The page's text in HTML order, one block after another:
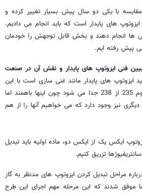
با یکی دو سال پیش بسیار تغییر کرده و
های پایدار است که باید انجام می دادیم.
ها انجام دهند و بخش قابل توجهش را خودمان
پیش رفته ایم.
فنی ایزوتوپ های پایدار و نقش آن در صنعت
ایزوتوپ های پایدار مانند غنی سازی است با این
تفاوت که در غنی سازی اورانیوم 235 از 238 جدا می شود چون اینها باهمند اما
دیگری نیز وجود دارد که می خواهیم آنها را از هم
ایکس یک از ایکس دو، ماده اولیه باید تبدیل
تزریق کنیم.
مراحل تبدیل کردن ایزوتوپ های مدنظر به گاز
موفق شدند که این مرحله مهم اجرای این طرح